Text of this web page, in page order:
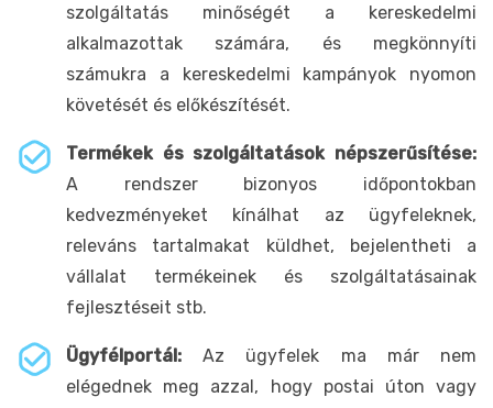
szolgáltatás minőségét a kereskedelmi
alkalmazottak számára, és megkönnyíti
számukra a kereskedelmi kampányok nyomon
követését és előkészítését.
Termékek és szolgáltatások népszerűsítése:
A rendszer bizonyos időpontokban
kedvezményeket kínálhat az ügyfeleknek,
releváns tartalmakat küldhet, bejelentheti a
vállalat termékeinek és szolgáltatásainak
fejlesztéseit stb.
Ügyfélportál:Az ügyfelek ma már nem
elégednek meg azzal, hogy postai úton vagy